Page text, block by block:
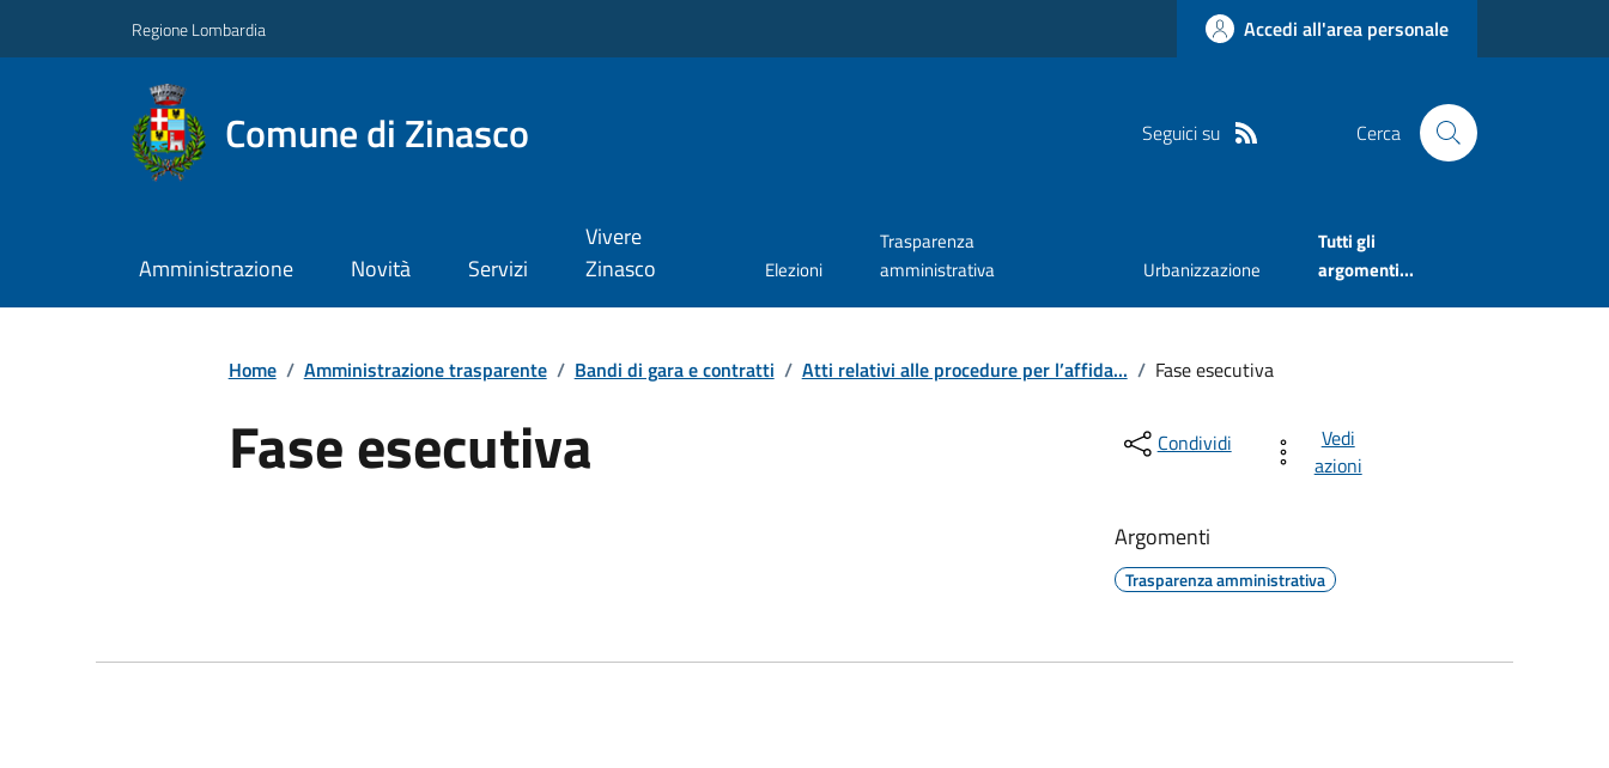
Regione Lombardia Accedi all'area personale
Comune di Zinasco Seguici su Cerca
Amministrazione Novità Servizi
Vivere
Zinasco
Elezioni
Trasparenza
amministrativa
Urbanizzazione
Tutti gli
argomenti...
Home / Amministrazione trasparente / Bandi di gara e contratti / Atti relativi alle procedure per l’affida... / Fase esecutiva
Fase esecutiva Condividi
Vedi
azioni
Argomenti
Trasparenza amministrativa